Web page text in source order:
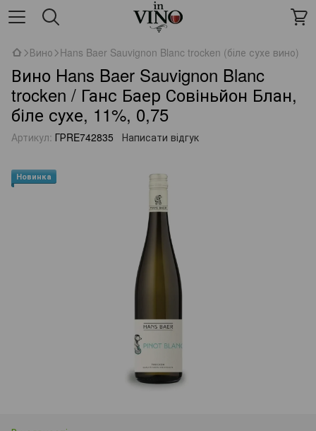
Вино Hans Baer Sauvignon Blanc trocken (біле сухе вино)
Вино Hans Baer Sauvignon Blanc
trocken / Ганс Баер Совіньйон Блан,
біле сухе, 11%, 0,75
Артикул: ГРRE742835 Написати відгук
Новинка